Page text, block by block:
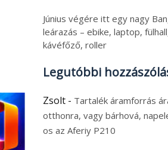
Június végére itt egy nagy
leárazás – ebike, laptop,
kávéfőző, roller
Legutóbbi
Zsolt - Tartalék áramforrás
otthonra, vagy bárhová,
os az Aferiy P210